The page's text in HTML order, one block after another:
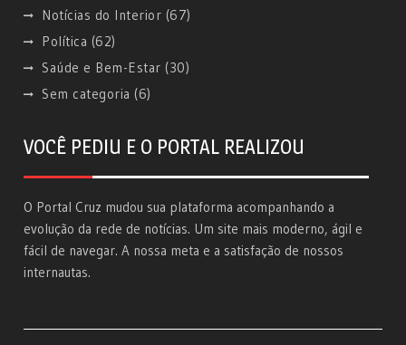
Notícias do Interior (67)
Política (62)
Saúde e Bem-Estar (30)
Sem categoria (6)
VOCÊ PEDIU E O PORTAL REALIZOU
O Portal Cruz mudou sua plataforma acompanhando a
evolução da rede de notícias. Um site mais moderno, ágil e
fácil de navegar. A nossa meta e a satisfação de nossos
internautas.